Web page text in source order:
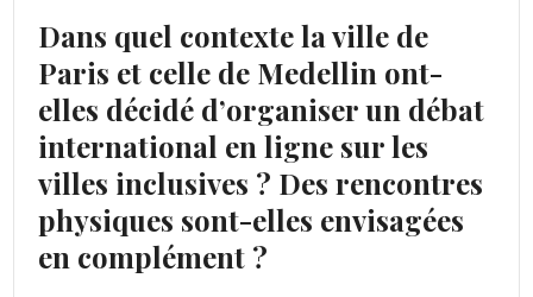
Dans quel contexte la ville de
Paris et celle de Medellin ont-
elles décidé d’organiser un débat
international en ligne sur les
villes inclusives ? Des rencontres
physiques sont-elles envisagées
en complément ?